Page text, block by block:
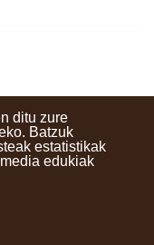
ditu zure
Batzuk
estatistikak
edukiak
Lege oharra
Berriak